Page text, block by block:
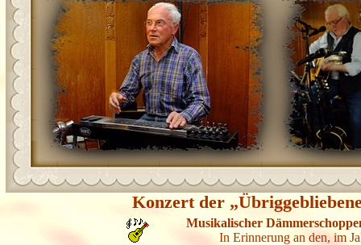
Konzert der
Musikalischer
In Erinnerung an den, im